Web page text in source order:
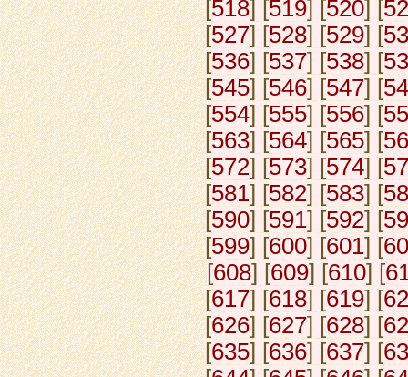
[518] [519] [520] [
[527] [528] [529] [
[536] [537] [538] [
[545] [546] [547] [
[554] [555] [556] [
[563] [564] [565] [
[572] [573] [574] [
[581] [582] [583] [
[590] [591] [592] [
[599] [600] [601] [
[608] [609] [610] [
[617] [618] [619] [
[626] [627] [628] [
[635] [636] [637] [